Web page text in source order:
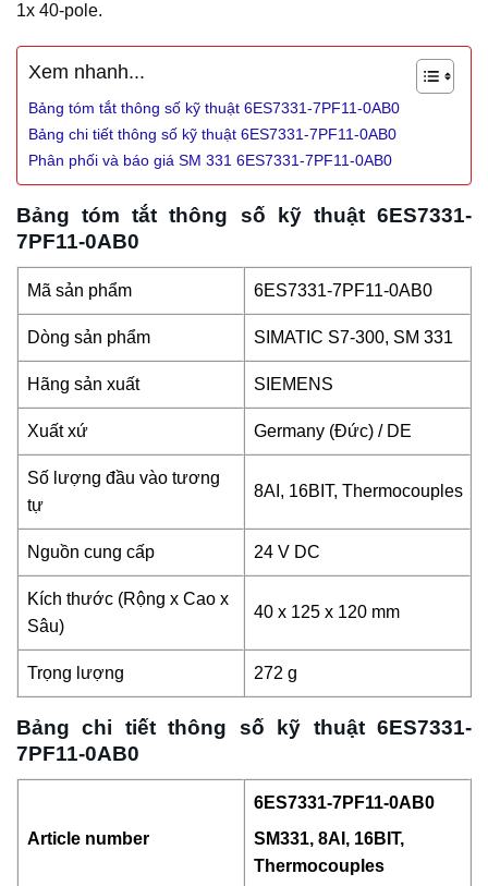
1x 40-pole.
Xem nhanh...
Bảng tóm tắt thông số kỹ thuật 6ES7331-7PF11-0AB0
Bảng chi tiết thông số kỹ thuật 6ES7331-7PF11-0AB0
Phân phối và báo giá SM 331 6ES7331-7PF11-0AB0
Bảng tóm tắt thông số kỹ thuật 6ES7331-
7PF11-0AB0
Mã sản phẩm 6ES7331-7PF11-0AB0
Dòng sản phẩm SIMATIC S7-300, SM 331
Hãng sản xuất SIEMENS
Xuất xứ Germany (Đức) / DE
Số lượng đầu vào tương
tự
8AI, 16BIT, Thermocouples
Nguồn cung cấp 24 V DC
Kích thước (Rộng x Cao x
Sâu)
40 x 125 x 120 mm
Trọng lượng 272 g
Bảng chi tiết thông số kỹ thuật 6ES7331-
7PF11-0AB0
Article number
6ES7331-7PF11-0AB0
SM331, 8AI, 16BIT,
Thermocouples